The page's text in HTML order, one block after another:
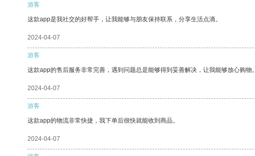
游客
这款app是我社交的好帮手，让我能够与朋友保持联系，分享生活点滴。
2024-04-07
游客
这款app的售后服务非常完善，遇到问题总是能够得到妥善解决，让我能够放心购物。
2024-04-07
游客
这款app的物流非常快捷，我下单后很快就能收到商品。
2024-04-07